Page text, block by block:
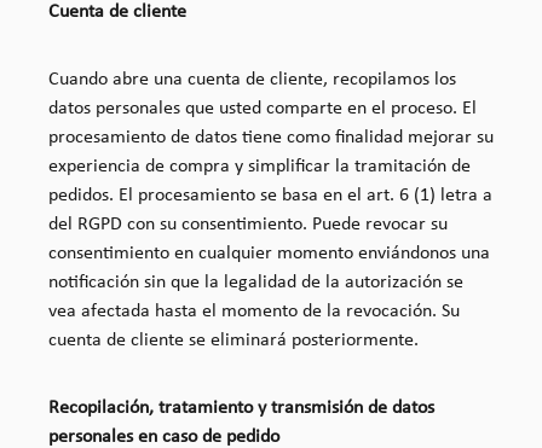
Cuenta de cliente
Cuando abre una cuenta de cliente, recopilamos los
datos personales que usted comparte en el proceso. El
procesamiento de datos tiene como finalidad mejorar su
experiencia de compra y simplificar la tramitación de
pedidos. El procesamiento se basa en el art. 6 (1) letra a
del RGPD con su consentimiento. Puede revocar su
consentimiento en cualquier momento enviándonos una
notificación sin que la legalidad de la autorización se
vea afectada hasta el momento de la revocación. Su
cuenta de cliente se eliminará posteriormente.
Recopilación, tratamiento y transmisión de datos
personales en caso de pedido